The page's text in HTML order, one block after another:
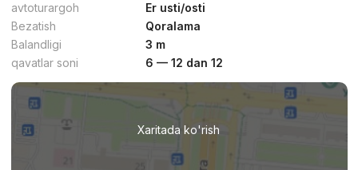
avtoturargoh
Er usti/osti
Bezatish
Qoralama
Balandligi
3 m
qavatlar soni
6 — 12 dan 12
Xaritada ko'rish